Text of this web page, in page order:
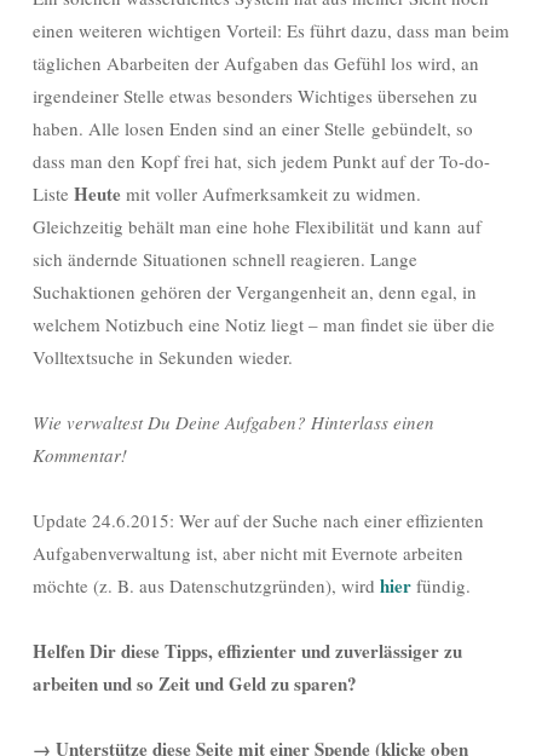
einen weiteren wichtigen Vorteil: Es führt dazu, dass man beim
täglichen Abarbeiten der Aufgaben das Gefühl los wird, an
irgendeiner Stelle etwas besonders Wichtiges übersehen zu
haben. Alle losen Enden sind an einer Stelle gebündelt, so
dass man den Kopf frei hat, sich jedem Punkt auf der To-do-
Liste Heute mit voller Aufmerksamkeit zu widmen.
Gleichzeitig behält man eine hohe Flexibilität und kann auf
sich ändernde Situationen schnell reagieren. Lange
Suchaktionen gehören der Vergangenheit an, denn egal, in
welchem Notizbuch eine Notiz liegt – man findet sie über die
Volltextsuche in Sekunden wieder.
Wie verwaltest Du Deine Aufgaben? Hinterlass einen
Kommentar!
Update 24.6.2015: Wer auf der Suche nach einer effizienten
Aufgabenverwaltung ist, aber nicht mit Evernote arbeiten
möchte (z. B. aus Datenschutzgründen), wird hier fündig.
Helfen Dir diese Tipps, effizienter und zuverlässiger zu
arbeiten und so Zeit und Geld zu sparen?
→ Unterstütze diese Seite mit einer Spende (klicke oben